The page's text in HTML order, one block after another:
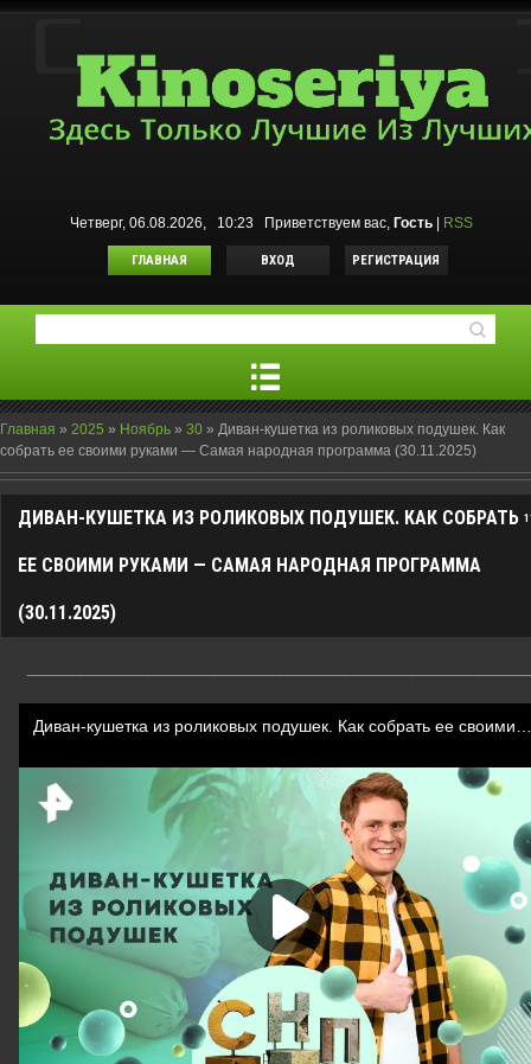
Четверг, 06.08.2026, 10:23 Приветствуем вас, Гость RSS
ГЛАВНАЯ ВХОД РЕГИСТРАЦИЯ
Главная » 2025 » Ноябрь » 30 » Диван-кушетка из роликовых подушек. Как
собрать ее своими руками — Самая народная программа (30.11.2025)
ДИВАН-КУШЕТКА ИЗ РОЛИКОВЫХ ПОДУШЕК. КАК СОБРАТЬ
ЕЕ СВОИМИ РУКАМИ — САМАЯ НАРОДНАЯ ПРОГРАММА
(30.11.2025)